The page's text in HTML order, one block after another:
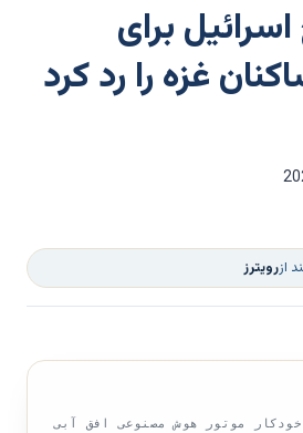
برای
غزه را رد کرد
ازرویترز
موتور هوش مصنوعی افق آبی